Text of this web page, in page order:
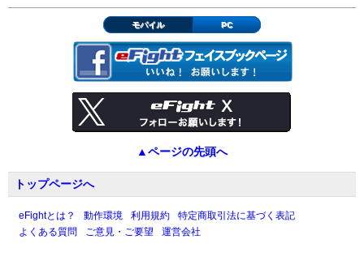
モバイル PC
▲ページの先頭へ
トップページへ
eFightとは？ 動作環境 利用規約
特定商取引法に基づく表記
よくある質問
ご意見・ご要望 運営会社